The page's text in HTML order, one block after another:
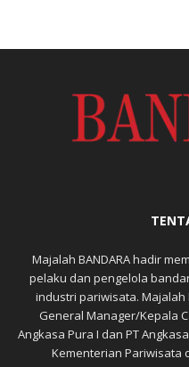
Majalah BANDARA hadir
pelaku dan pengelola
industri pariwisata.
General Manager/Kepala
Angkasa Pura I dan PT
Kementerian Pariwisata